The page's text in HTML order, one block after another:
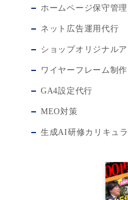
ホームページ保守管理
ネット広告運用代行
ショップオリジナルア
ワイヤーフレーム制作
GA4設定代行
MEO対策
生成AI研修カリキュ